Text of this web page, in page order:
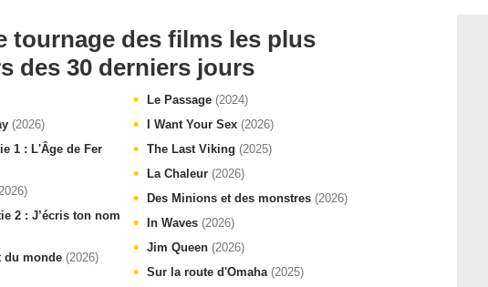
tournage des films les plus
des 30 derniers jours
(2026)
1 : L'Âge de Fer
2 : J’écris ton nom
du monde (2026)
Le Passage (2024)
I Want Your Sex (2026)
The Last Viking (2025)
La Chaleur (2026)
Des Minions et des monstres (2026)
In Waves (2026)
Jim Queen (2026)
Sur la route d'Omaha (2025)